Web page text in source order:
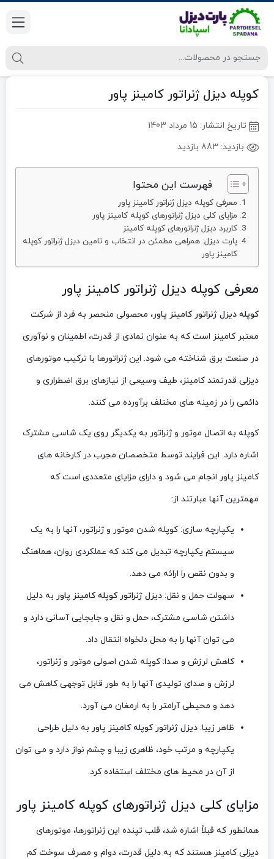
کوپله دیزل ژنراتور کامینز پاور
تاریخ انتشار: 15 مرداد 1403
بازدید: 883 بازدید
فهرست این محتوا
معرفی کوپله دیزل ژنراتور کامینز پاور
مزایای کلی دیزل ژنراتورهای کوپله کامینز پاور
کاربرد دیزل ژنراتورهای کوپله کامینز
پارت دیزل: همراهی مطمئن در انتخاب و تامین دیزل ژنراتور کوپله
کامینز پاور
معرفی کوپله دیزل ژنراتور کامینز پاور
کوپله دیزل ژنراتور کامینز پاور، محصولی منحصر به فرد از شرکت
معتبر کامینز است که به عنوان نمادی از قدرت، اطمینان و نوآوری
در صنعت برق شناخته می ‌شود. این ژنراتورها با ترکیب موتورهای
دیزلی قدرتمند کامینز، طیف وسیعی از نیازهای برق اضطراری و
دائمی را در زمینه های مختلف برآورده می ‌کنند.
کوپله به اتصال موتور و ژنراتور به یکدیگر روی یک شاسی مشترک
اشاره دارد. این فرایند توسط متخصصان مجرب در کارخانه ‌های
کامینز پاور انجام می ‌شود و دارای مزایای متعددی است که
مهمترین آنها عبارتند از:
یکپارچه سازی: کوپله شدن موتور و ژنراتور، آنها را به یک
سیستم یکپارچه تبدیل می ‌کند که عملکردی روان، هماهنگ
و بدون نقص را ارائه می ‌دهد.
سهولت حمل و نقل: دیزل ژنراتور کوپله کامینز پاور به دلیل
داشتن شاسی مشترک، حمل و نقل و جابجایی آسانی دارد و
می ‌توان آنها را به محل دلخواه انتقال داد.
کاهش لرزش و صدا: کوپله شدن اصولی موتور و ژنراتور،
لرزش و صدای تولیدی آنها را به طور قابل توجهی کاهش می
‌دهد و محیطی آرامتر را به ارمغان می ‌آورد.
ظاهر زیبا: دیزل ژنراتور کوپله کامینز پاور به دلیل طراحی
یکپارچه و مرتب خود، ظاهری زیبا و چشم نواز دارد و می ‌توان
از آن در محیط های مختلف استفاده کرد.
مزایای کلی دیزل ژنراتورهای کوپله کامینز پاور
همانطور که قبلاً اشاره شد، قلب تپنده این ژنراتورها، موتورهای
دیزلی کامینز هستند که به دلیل قدرت، دوام و مصرف سوخت کم